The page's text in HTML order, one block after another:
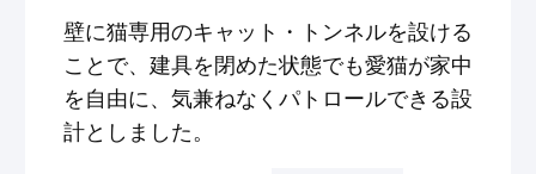
壁に猫専用のキャット・トンネルを設ける
ことで、建具を閉めた状態でも愛猫が家中
を自由に、気兼ねなくパトロールできる設
計としました。